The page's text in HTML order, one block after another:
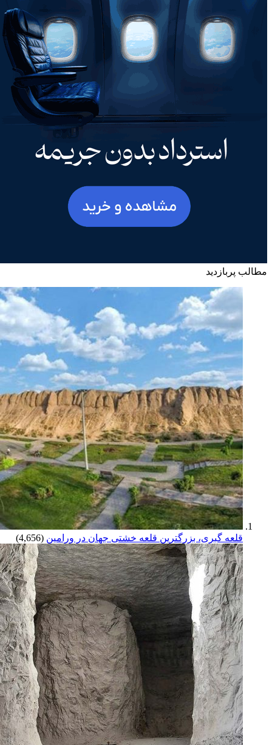
مطالب پربازدید
قلعه گبری، بزرگترین قلعه خشتی جهان در ورامین (4,656)